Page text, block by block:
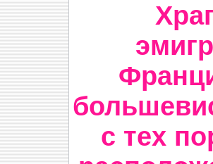
с тех